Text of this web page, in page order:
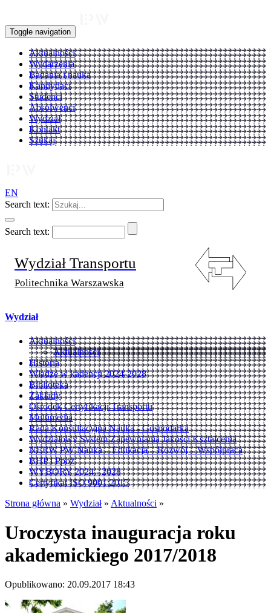
Toggle navigation
Aktualności
Wydarzenia
Badania i nauka
Kandydaci
Studenci
Absolwenci
Wydział
Kontakt
Szukaj
EN
Search text:
Search text:
Wydział Transportu
Politechnika Warszawska
Wydział
Aktualności
Aktualności
Historia
Władze w kadencji 2024-2028
Biblioteka
Zakłady
Ośrodek Certyfikacji Transportu
Multimedia
Rada Konsultacyjna Nauka - Gospodarka
Wydziałowy System Zapewniania Jakości Kształcenia
NERW PW Nauka – Edukacja – Rozwój – Współpraca
BHP i Ppoż
WYBORY 2024 - 2028
Certyfikat ISO 9001:2015
Strona główna » Wydział » Aktualności »
Uroczysta inauguracja roku
akademickiego 2017/2018
Opublikowano: 20.09.2017 18:43